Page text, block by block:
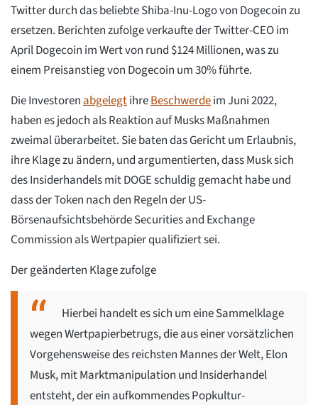
Twitter durch das beliebte Shiba-Inu-Logo von Dogecoin zu
ersetzen. Berichten zufolge verkaufte der Twitter-CEO im
April Dogecoin im Wert von rund $124 Millionen, was zu
einem Preisanstieg von Dogecoin um 30% führte.
Die Investoren abgelegtihreBeschwerdeim Juni 2022,
haben es jedoch als Reaktion auf Musks Maßnahmen
zweimal überarbeitet. Sie baten das Gericht um Erlaubnis,
ihre Klage zu ändern, und argumentierten, dass Musk sich
des Insiderhandels mit DOGE schuldig gemacht habe und
dass der Token nach den Regeln der US-
Börsenaufsichtsbehörde Securities and Exchange
Commission als Wertpapier qualifiziert sei.
Der geänderten Klage zufolge
Hierbei handelt es sich um eine Sammelklage
wegen Wertpapierbetrugs, die aus einer vorsätzlichen
Vorgehensweise des reichsten Mannes der Welt, Elon
Musk, mit Marktmanipulation und Insiderhandel
entsteht, der ein aufkommendes Popkultur-